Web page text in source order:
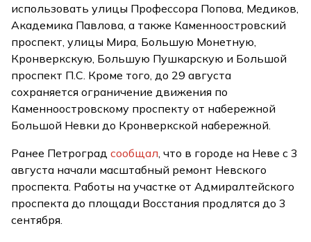
использовать улицы Профессора Попова, Медиков,
Академика Павлова, а также Каменноостровский
проспект, улицы Мира, Большую Монетную,
Кронверкскую, Большую Пушкарскую и Большой
проспект П.С. Кроме того, до 29 августа
сохраняется ограничение движения по
Каменноостровскому проспекту от набережной
Большой Невки до Кронверкской набережной.
Ранее Петроградсообщал , что в городе на Неве с 3
августа начали масштабный ремонт Невского
проспекта. Работы на участке от Адмиралтейского
проспекта до площади Восстания продлятся до 3
сентября.